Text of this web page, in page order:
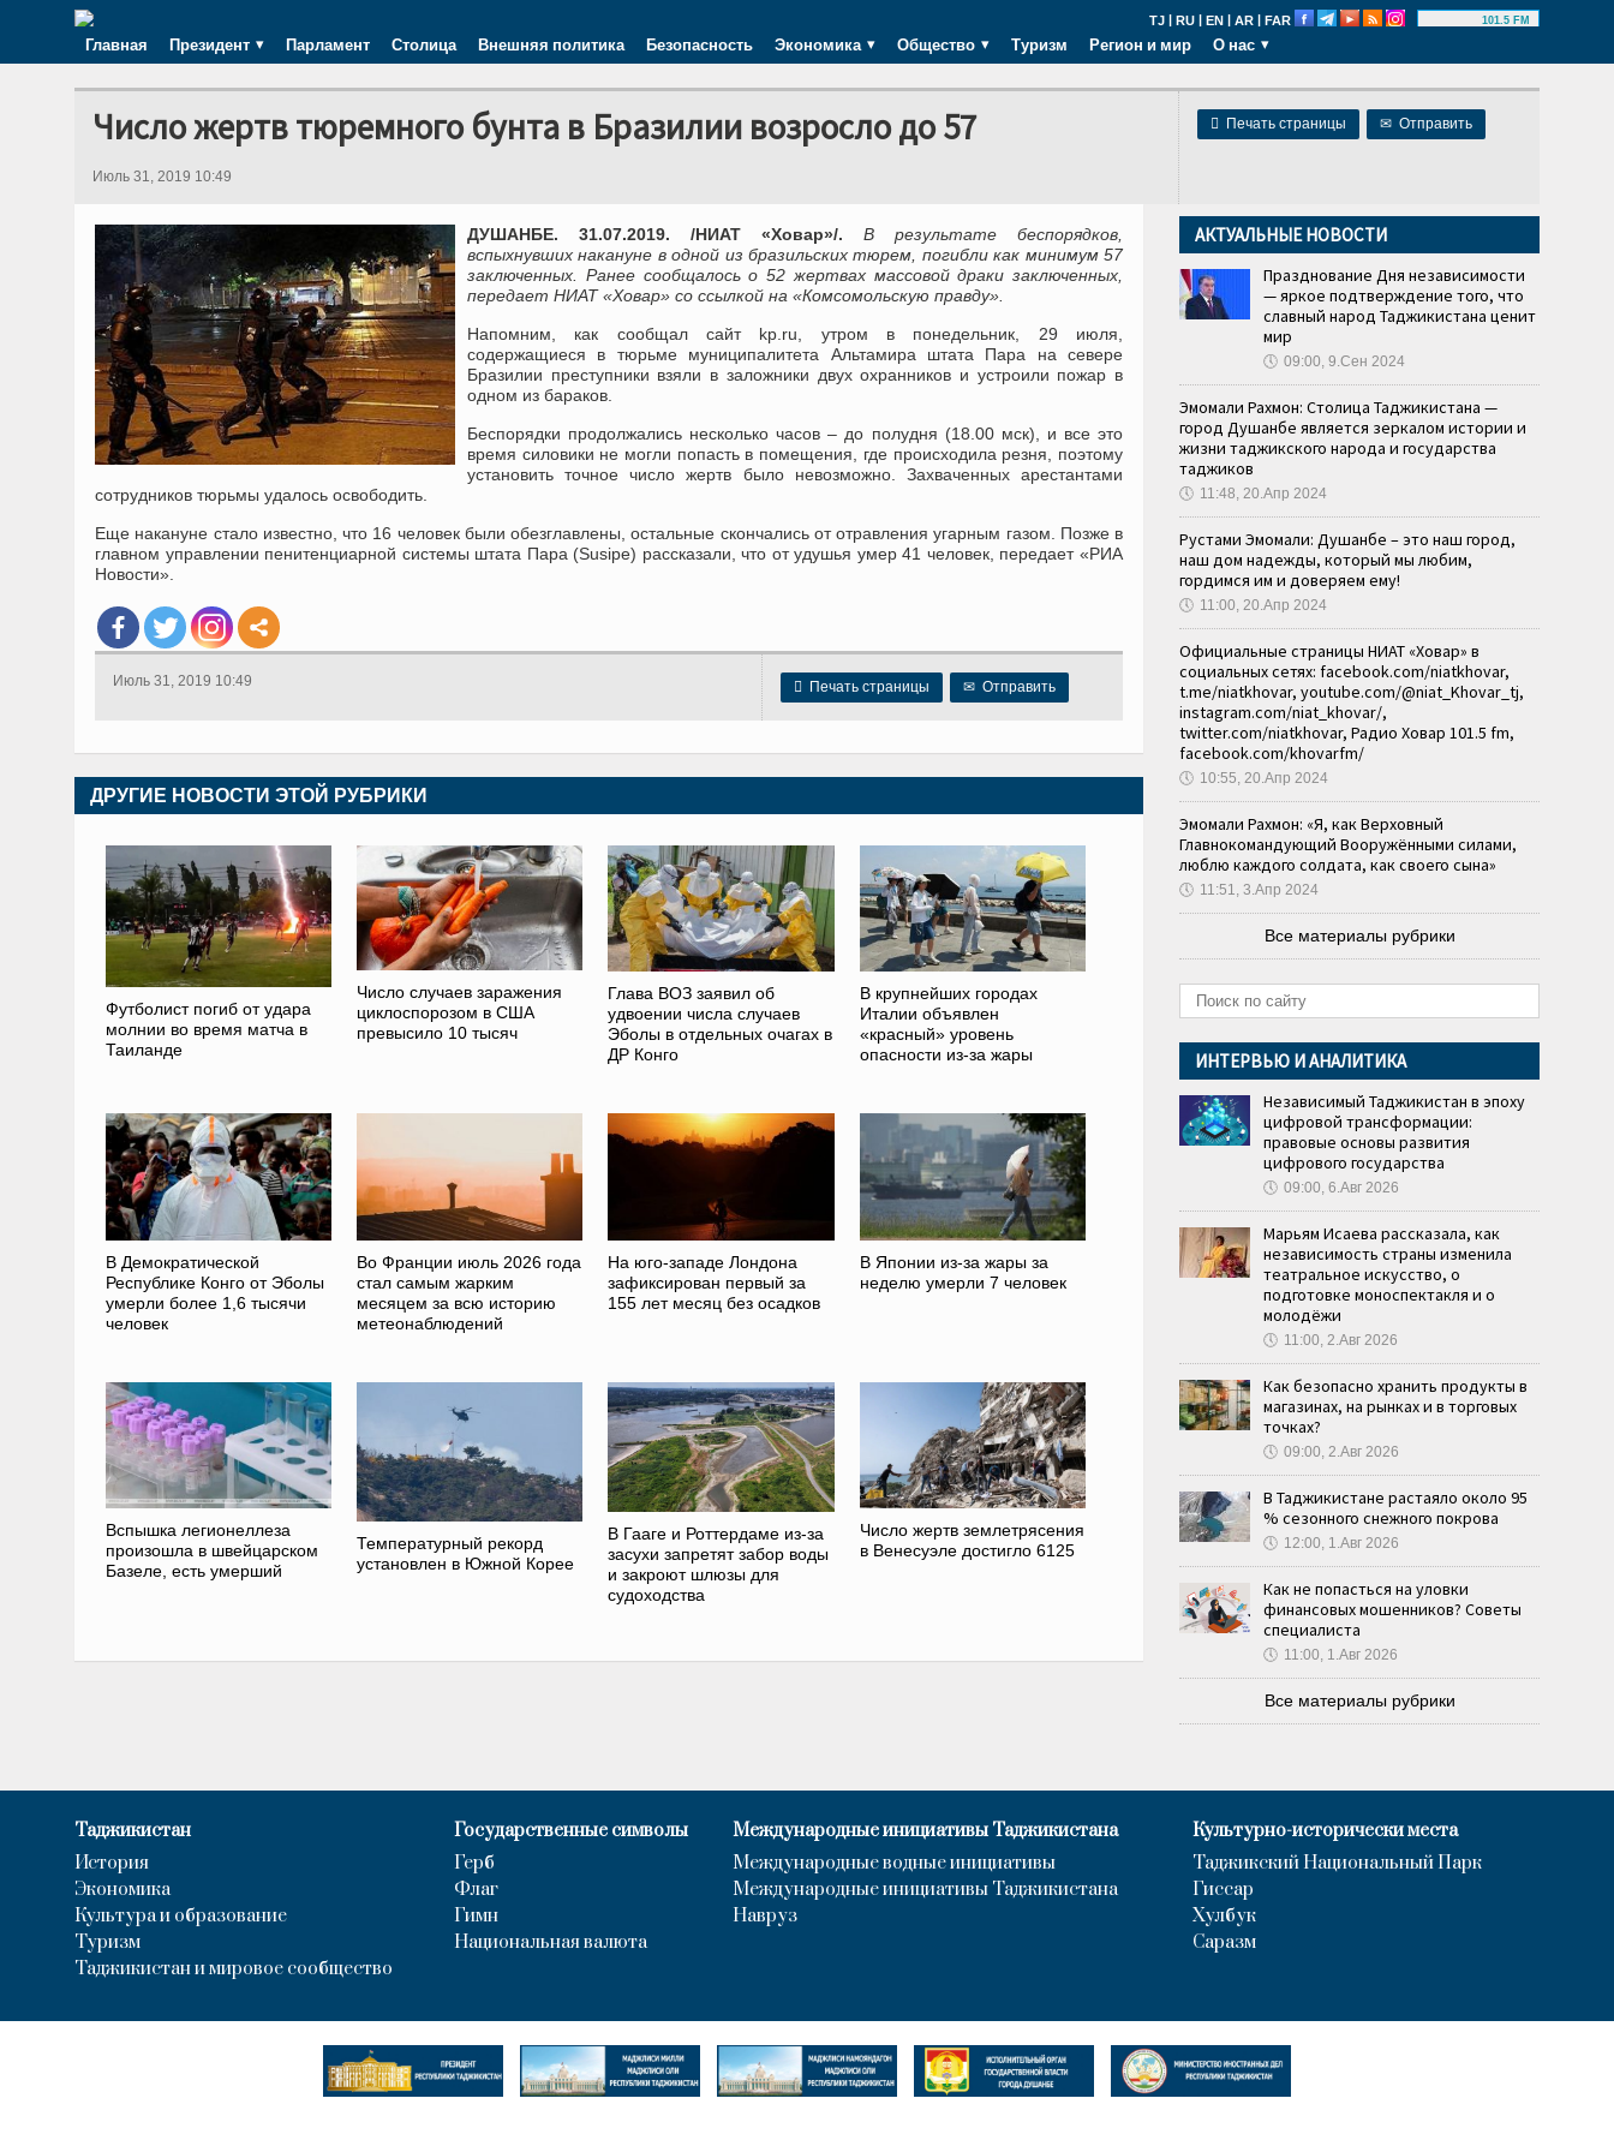
TJ | RU | EN | AR | FAR 101.5 FM
Главная Президент Парламент Столица Внешняя политика Безопасность Экономика Общество Туризм Регион и мир О нас
 Печать страницы ✉ Отправить
Число жертв тюремного бунта в Бразилии возросло до 57
Июль 31, 2019 10:49
ДУШАНБЕ. 31.07.2019. /НИАТ «Ховар»/.
В результате беспорядков,
вспыхнувших накануне в одной из бразильских тюрем, погибли как минимум 57
заключенных. Ранее сообщалось о 52 жертвах массовой драки заключенных,
передает НИАТ «Ховар» со ссылкой на «Комсомольскую правду».
Напомним, как сообщал сайт kp.ru, утром в понедельник, 29 июля,
содержащиеся в тюрьме муниципалитета Альтамира штата Пара на севере
Бразилии преступники взяли в заложники двух охранников и устроили пожар в
одном из бараков.
Беспорядки продолжались несколько часов – до полудня (18.00 мск), и все это
время силовики не могли попасть в помещения, где происходила резня, поэтому
установить точное число жертв было невозможно. Захваченных арестантами
сотрудников тюрьмы удалось освободить.
Еще накануне стало известно, что 16 человек были обезглавлены, остальные скончались от отравления угарным газом. Позже в
главном управлении пенитенциарной системы штата Пара (Susipe) рассказали, что от удушья умер 41 человек, передает «РИА
Новости».
 Печать страницы ✉ Отправить
Июль 31, 2019 10:49
ДРУГИЕ НОВОСТИ ЭТОЙ РУБРИКИ
Футболист погиб от удара
молнии во время матча в
Таиланде
Число случаев заражения
циклоспорозом в США
превысило 10 тысяч
Глава ВОЗ заявил об
удвоении числа случаев
Эболы в отдельных очагах в
ДР Конго
В крупнейших городах
Италии объявлен
«красный» уровень
опасности из-за жары
В Демократической
Республике Конго от Эболы
умерли более 1,6 тысячи
человек
Во Франции июль 2026 года
стал самым жарким
месяцем за всю историю
метеонаблюдений
На юго-западе Лондона
зафиксирован первый за
155 лет месяц без осадков
В Японии из-за жары за
неделю умерли 7 человек
Вспышка легионеллеза
произошла в швейцарском
Базеле, есть умерший
Температурный рекорд
установлен в Южной Корее
В Гааге и Роттердаме из-за
засухи запретят забор воды
и закроют шлюзы для
судоходства
Число жертв землетрясения
в Венесуэле достигло 6125
АКТУАЛЬНЫЕ НОВОСТИ
Празднование Дня независимости
— яркое подтверждение того, что
славный народ Таджикистана ценит
мир
🕔 09:00, 9.Сен 2024
Эмомали Рахмон: Столица Таджикистана —
город Душанбе является зеркалом истории и
жизни таджикского народа и государства
таджиков
🕔 11:48, 20.Апр 2024
Рустами Эмомали: Душанбе – это наш город,
наш дом надежды, который мы любим,
гордимся им и доверяем ему!
🕔 11:00, 20.Апр 2024
Официальные страницы НИАТ «Ховар» в
социальных сетях: facebook.com/niatkhovar,
t.me/niatkhovar, youtube.com/@niat_Khovar_tj,
instagram.com/niat_khovar/,
twitter.com/niatkhovar, Радио Ховар 101.5 fm,
facebook.com/khovarfm/
🕔 10:55, 20.Апр 2024
Эмомали Рахмон: «Я, как Верховный
Главнокомандующий Вооружёнными силами,
люблю каждого солдата, как своего сына»
🕔 11:51, 3.Апр 2024
Все материалы рубрики
ИНТЕРВЬЮ И АНАЛИТИКА
Независимый Таджикистан в эпоху
цифровой трансформации:
правовые основы развития
цифрового государства
🕔 09:00, 6.Авг 2026
Марьям Исаева рассказала, как
независимость страны изменила
театральное искусство, о
подготовке моноспектакля и о
молодёжи
🕔 11:00, 2.Авг 2026
Как безопасно хранить продукты в
магазинах, на рынках и в торговых
точках?
🕔 09:00, 2.Авг 2026
В Таджикистане растаяло около 95
% сезонного снежного покрова
🕔 12:00, 1.Авг 2026
Как не попасться на уловки
финансовых мошенников? Советы
специалиста
🕔 11:00, 1.Авг 2026
Все материалы рубрики
Таджикистан
История
Экономика
Культура и образование
Туризм
Таджикистан и мировое сообщество
Государственные символы
Герб
Флаг
Гимн
Национальная валюта
Международные инициативы Таджикистана
Международные водные инициативы
Международные инициативы Таджикистана
Навруз
Культурно-исторически места
Таджикский Национальный Парк
Гиссар
Хулбук
Саразм